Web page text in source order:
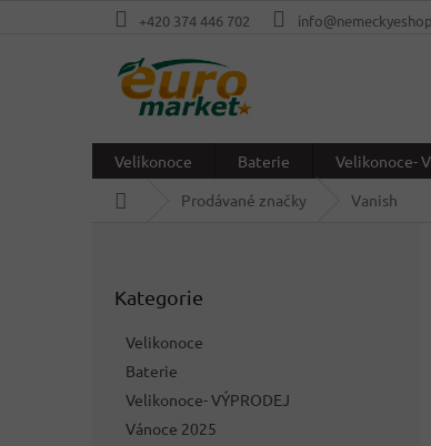
+420 374 446 702
Velikonoce Baterie Velikonoce-
Prodávané značky Vanish
kategorie
Kategorie
Velikonoce
Baterie
Velikonoce- VÝPRODEJ
Vánoce 2025